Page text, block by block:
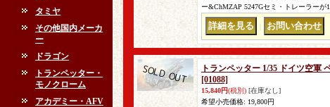
タミヤ
その他国内メーカ
ー
ドラゴン
トランペッター・
モノクローム
アカデミー・AFV
ー&ChMZAP 5247Gセミ・トレーラーが
トランペッター 1/35 ドイツ空軍
[01088]
15,840円(税別) [在庫なし]
希望小売価格: 19,800円